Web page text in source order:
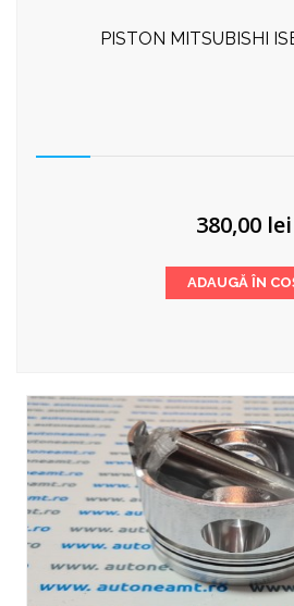
PISTON MITSUBISHI
380,00 lei
ADAUGĂ ÎN